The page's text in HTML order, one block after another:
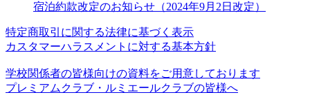
宿泊約款改定のお知らせ（2024年9月2日改定）
特定商取引に関する法律に基づく表示
カスタマーハラスメントに対する基本方針
学校関係者の皆様向けの資料をご用意しております
プレミアムクラブ・ルミエールクラブの皆様へ